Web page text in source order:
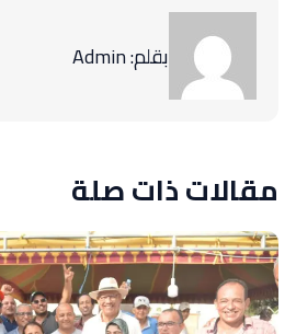
بقلم: Admin
مقالات ذات صلة